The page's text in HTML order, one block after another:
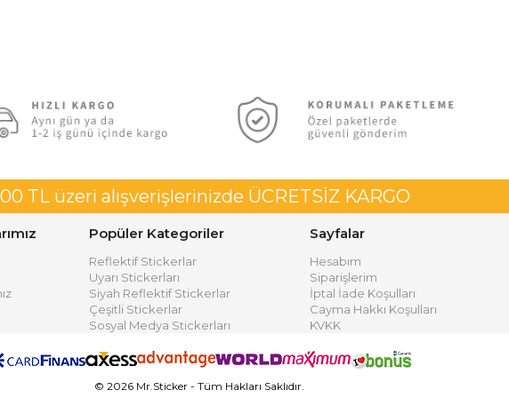
TL üzeri alışverişlerinizde ÜCRETSİZ KARGO
Popüler Kategoriler
Reflektif Stickerlar
Uyarı Stickerları
Siyah Reflektif Stickerlar
Çeşitli Stickerlar
Sosyal Medya Stickerları
Sayfalar
Hesabım
Siparişlerim
İptal İade Koşulları
Cayma Hakkı Koşulları
KVKK
© 2026 Mr.Sticker - Tüm Hakları Saklıdır.